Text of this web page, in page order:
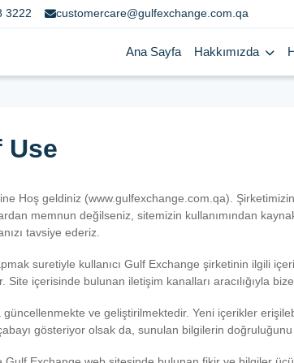
3222 customercare@gulfexchange.com.qa
Ana Sayfa Hakkımızda
Use
Hoş geldiniz (www.gulfexchange.com.qa).
memnun değilseniz, sitemizin kullanımından
tavsiye ederiz.
suretiyle kullanıcı Gulf Exchange şirketinin ilgili
Site içerisinde bulunan iletişim kanalları aracılığıyla
güncellenmekte ve geliştirilmektedir. Yeni içerikler
gösteriyor olsak da, sunulan bilgilerin doğruluğunu